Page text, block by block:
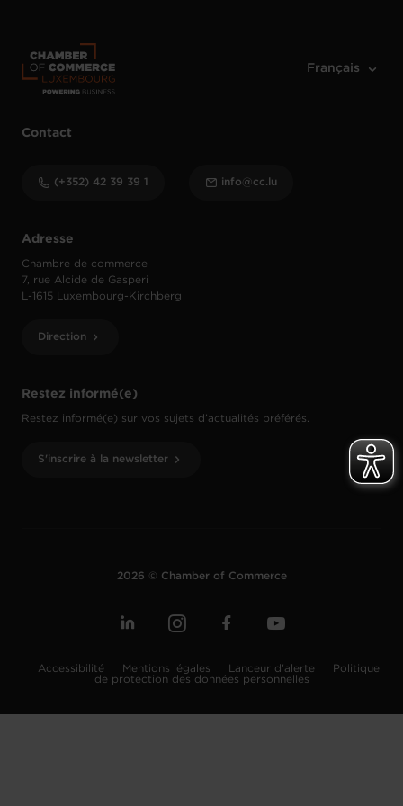
Restez informé(e)
Restez informé(e) sur vos sujets d’actualités préférés.
S'inscrire à la newsletter
Adresse
Chambre de commerce
7, rue Alcide de Gasperi
L-1615 Luxembourg-Kirchberg
Direction
Contact
(+352) 42 39 39 1 info@cc.lu
2026 © Chamber of Commerce
Accessibilité Mentions légales Lanceur d'alerte
Politique
de protection des données personnelles